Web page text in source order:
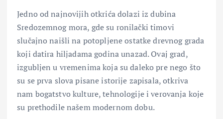
Jedno od najnovijih otkrića dolazi iz dubina
Sredozemnog mora, gde su ronilački timovi
slučajno naišli na potopljene ostatke drevnog grada
koji datira hiljadama godina unazad. Ovaj grad,
izgubljen u vremenima koja su daleko pre nego što
su se prva slova pisane istorije zapisala, otkriva
nam bogatstvo kulture, tehnologije i verovanja koje
su prethodile našem modernom dobu.